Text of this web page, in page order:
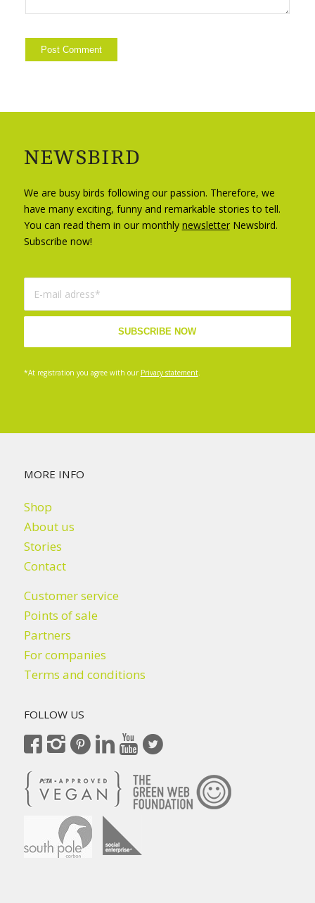
NEWSBIRD
We are busy birds following our passion. Therefore, we
have many exciting, funny and remarkable stories to tell.
You can read them in our monthly newsletterNewsbird.
Subscribe now!
*At registration you agree with our Privacy statement.
MORE INFO
Shop
About us
Stories
Contact
Customer service
Points of sale
Partners
For companies
Terms and conditions
FOLLOW US